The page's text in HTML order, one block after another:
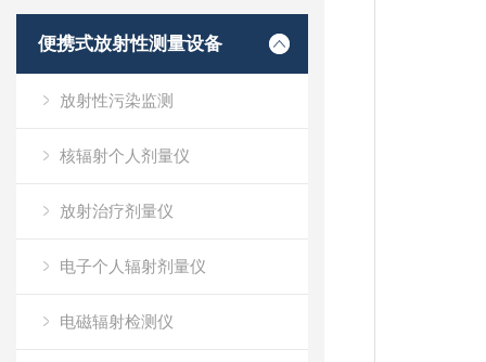
便携式放射性测量设备
放射性污染监测
核辐射个人剂量仪
放射治疗剂量仪
电子个人辐射剂量仪
电磁辐射检测仪